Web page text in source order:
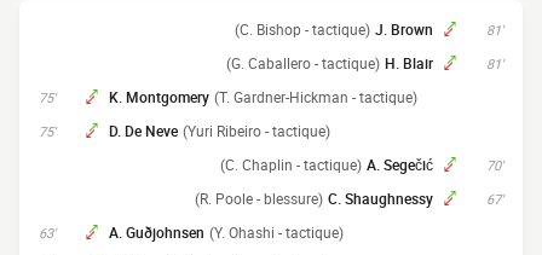
81'
J. Brown
(C. Bishop - tactique)
81'
H. Blair
(G. Caballero - tactique)
75' K. Montgomery (T. Gardner-Hickman - tactique)
75' D. De Neve (Yuri Ribeiro - tactique)
70'
A. Segečić
(C. Chaplin - tactique)
67'
C. Shaughnessy
(R. Poole - blessure)
63' A. Guðjohnsen (Y. Ohashi - tactique)